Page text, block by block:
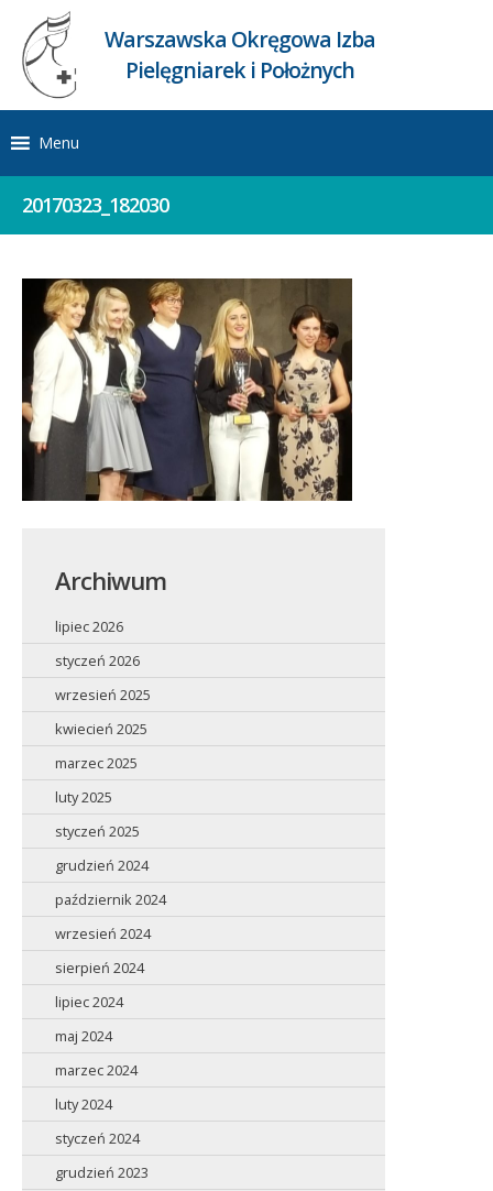
Warszawska Okręgowa Izba
Pielęgniarek i Położnych
Menu
20170323_182030
Archiwum
lipiec 2026
styczeń 2026
wrzesień 2025
kwiecień 2025
marzec 2025
luty 2025
styczeń 2025
grudzień 2024
październik 2024
wrzesień 2024
sierpień 2024
lipiec 2024
maj 2024
marzec 2024
luty 2024
styczeń 2024
grudzień 2023